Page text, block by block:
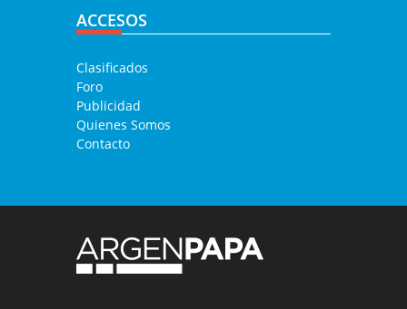
ACCESOS
Clasificados
Foro
Publicidad
Quienes Somos
Contacto